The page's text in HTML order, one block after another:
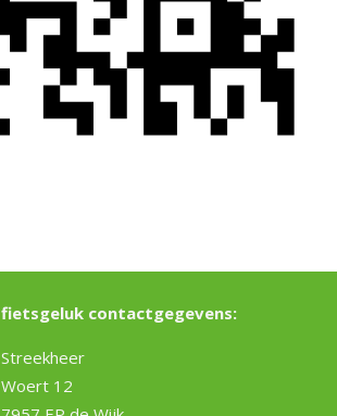
fietsgeluk contactgegevens:
Streekheer
Woert 12